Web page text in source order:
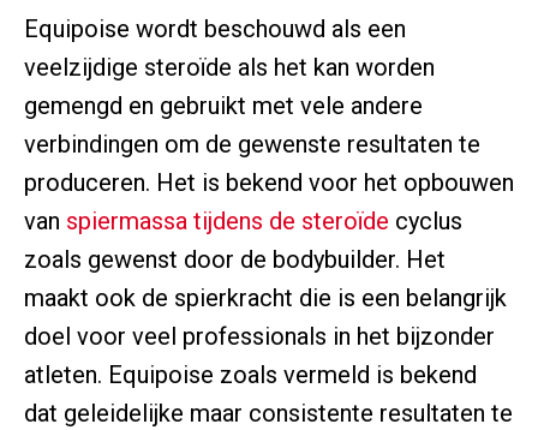
Equipoise wordt beschouwd als een
veelzijdige steroïde als het kan worden
gemengd en gebruikt met vele andere
verbindingen om de gewenste resultaten te
produceren. Het is bekend voor het opbouwen
van spiermassa tijdens de steroïde cyclus
zoals gewenst door de bodybuilder. Het
maakt ook de spierkracht die is een belangrijk
doel voor veel professionals in het bijzonder
atleten. Equipoise zoals vermeld is bekend
dat geleidelijke maar consistente resultaten te